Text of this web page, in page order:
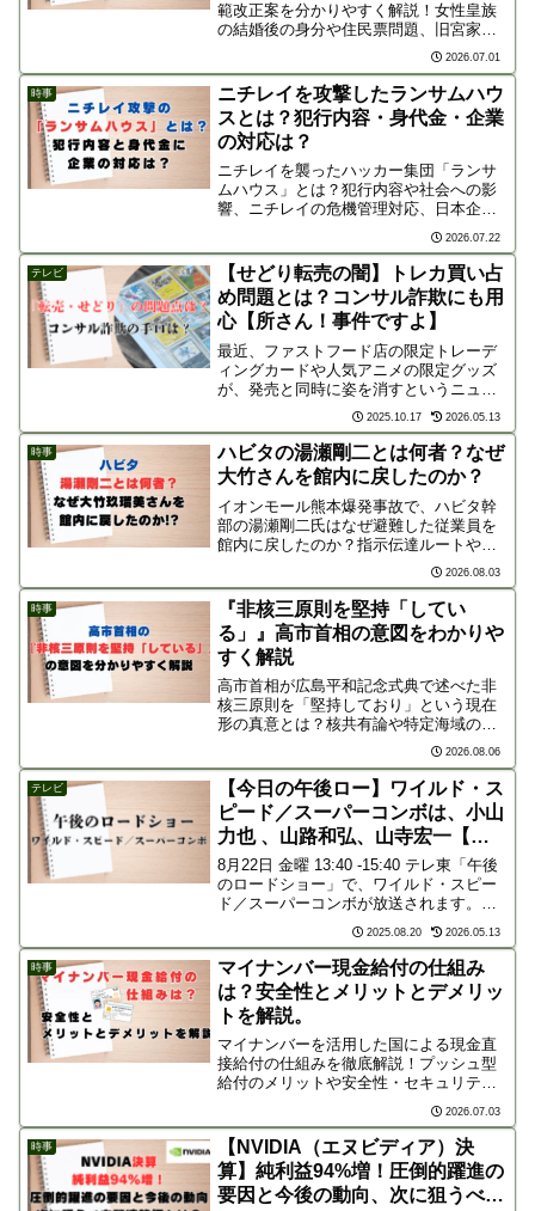
範改正案を分かりやすく解説！女性皇族
の結婚後の身分や住民票問題、旧宮家の
養子縁組による皇位継承権の行方、宮内
庁の困惑や憲法上の懸念点まで徹底解説
します。
2026.07.01
時事
ニチレイを攻撃したランサムハウ
スとは？犯行内容・身代金・企業
の対応は？
ニチレイを襲ったハッカー集団「ランサ
ムハウス」とは？犯行内容や社会への影
響、ニチレイの危機管理対応、日本企業
の身代金支払いの実態までわかりやすく
2026.07.22
テレビ
【せどり転売の闇】トレカ買い占
め問題とは？コンサル詐欺にも用
心【所さん！事件ですよ】
最近、ファストフード店の限定トレーデ
ィングカードや人気アニメの限定グッズ
が、発売と同時に姿を消すというニュー
スを目にしませんでしたか？ その裏に
は、常に「転売ヤー」の存在が囁かれま
す。今回は、2025年10月18日NHKで放送
の「所さん！事...
2025.10.17 2026.05.13
時事
ハビタの湯瀬剛二とは何者？なぜ
大竹さんを館内に戻したのか？
イオンモール熊本爆発事故で、ハビタ幹
部の湯瀬剛二氏はなぜ避難した従業員を
館内に戻したのか？指示伝達ルートや湯
瀬氏の人物像、判断の誤算と企業が問わ
れる安全管理責任を分かりやすく解説し
ます。
2026.08.03
時事
『非核三原則を堅持「してい
る」』高市首相の意図をわかりや
すく解説
高市首相が広島平和記念式典で述べた非
核三原則を「堅持しており」という現在
形の真意とは？核共有論や特定海域の安
全保障上の穴、被爆地の反応まで、発言
の裏にあるリアリズムを分かりやすく解
説します。
2026.08.06
テレビ
【今日の午後ロー】ワイルド・ス
ピード／スーパーコンボは、小山
力也 、山路和弘、山寺宏一【声
優】
8月22日 金曜 13:40 -15:40 テレ東「午後
のロードショー」で、ワイルド・スピー
ド／スーパーコンボが放送されます。午
後ローの楽しみ方は、映画を楽しく観る
のはもちろんですが、吹き替えの出来栄
えを観察しながら鑑賞すると更に楽しく
なり...
2025.08.20 2026.05.13
時事
マイナンバー現金給付の仕組み
は？安全性とメリットとデメリッ
トを解説。
マイナンバーを活用した国による現金直
接給付の仕組みを徹底解説！プッシュ型
給付のメリットや安全性・セキュリティ
の課題、減税を求めるネットのリアルな
声まで、新制度の問題点と利便性を分か
りやすく紹介。
2026.07.03
時事
【NVIDIA（エヌビディア）決
算】純利益94%増！圧倒的躍進の
要因と今後の動向、次に狙うべき